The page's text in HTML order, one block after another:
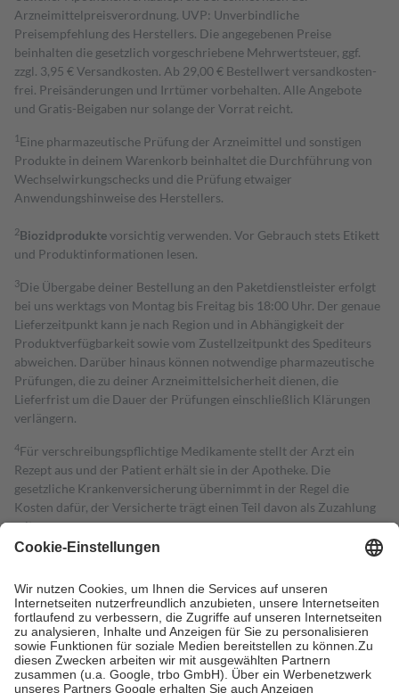
Arzneimittelpreisverordnung. UVP: Unverbindliche
Preisempfehlung des Herstellers. Die angegebenen Preise
beinhalten die gesetzlich vorgeschriebene Mehrwertsteuer, ggf.
zzgl. 3,95 € Versandkosten. Ab 29,00 € Bestell­wert versand­kosten­
frei. Preisänderungen und Irrtümer vorbehalten. Alle Angebote
und Gratis-Beigaben nur solange der Vorrat reicht.
1 Eine pharmazeutische Prüfung der Arzneimittel und sonstigen
Produkte in deinem Warenkorb beinhaltet die Durchführung von
Wechselwirkungschecks und die Prüfung etwaiger
Anwendungshinweise des Herstellers.
2Biozidproduktevorsichtig verwenden. Vor Gebrauch stets Etikett
und Produktinformationen lesen.
3Die Übergabe deiner Bestellung an den Paketdienstleister erfolgt
bei uns werktags von Montag bis Freitag bis 18:00 Uhr. Der genaue
Lieferzeitpunkt kann je nach Region und in Abhängigkeit der
Produktverfügbarkeit sowie vom Zustellzeitpunkt des Spediteurs
abweichen. Darüber hinaus können notwendige pharmazeutische
Prüfungen, die zu deiner Arzneimittelsicherheit dienen, die
Lieferfrist um die Dauer der Prüfungen einschließlich Klärungen
verlängern.
4Für verschreibungspflichtige Medikamente stellt der Arzt ein
Rezept aus und der Patient erhält sie in der Apotheke. Die
gesetzliche Krankenversicherung übernimmt in der Regel die
Kosten dafür, der Versicherte trägt einen Teil davon als Zuzahlung
mit.
Grundsätzlich leisten Mitglieder Zuzahlungen in Höhe von zehn
höchstens zehn Euro.
Es sind jedoch nie mehr als die tatsächlichen
Kosten der Leistung zu entrichten.
Diese Regeln gelten grundsätzlich auch für Online-Apotheken.
Bei Heilmitteln und häuslicher Krankenpflege beträgt die
Zuzahlung zehn Prozent der Kosten sowie zehn Euro je
Verordnung.